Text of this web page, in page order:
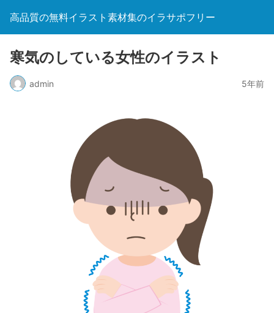
高品質の無料イラスト素材集のイラサポフリー
寒気のしている女性のイラスト
admin 5年前